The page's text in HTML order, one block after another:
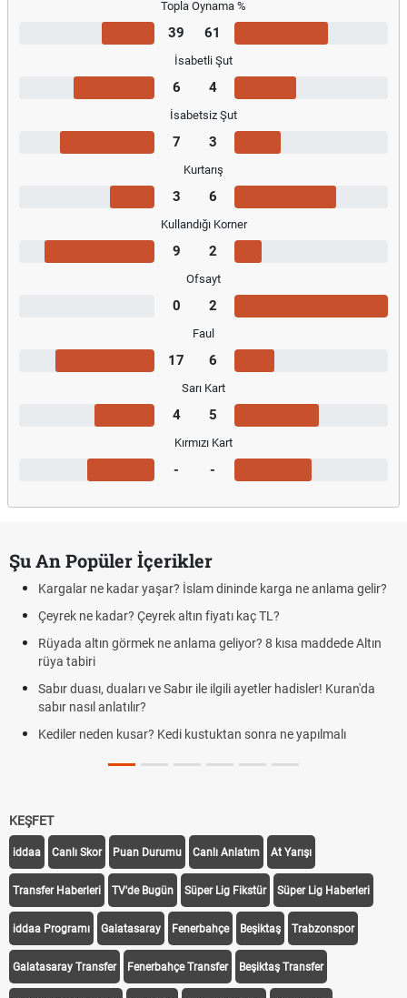
Topla Oynama %
39 61
İsabetli Şut
6 4
İsabetsiz Şut
7 3
Kurtarış
3 6
Kullandığı Korner
9 2
Ofsayt
0 2
Faul
17 6
Sarı Kart
4 5
Kırmızı Kart
- -
Şu An Popüler İçerikler
Kargalar ne kadar yaşar? İslam dininde karga ne anlama gelir?
Çeyrek ne kadar? Çeyrek altın fiyatı kaç TL?
Rüyada altın görmek ne anlama geliyor? 8 kısa maddede Altın
rüya tabiri
Sabır duası, duaları ve Sabır ile ilgili ayetler hadisler! Kuran'da
sabır nasıl anlatılır?
Kediler neden kusar? Kedi kustuktan sonra ne yapılmalı
KEŞFET
iddaa Canlı Skor Puan Durumu Canlı Anlatım At Yarışı
Transfer Haberleri TV'de Bugün Süper Lig Fikstür Süper Lig Haberleri
iddaa Programı Galatasaray Fenerbahçe Beşiktaş Trabzonspor
Galatasaray Transfer Fenerbahçe Transfer Beşiktaş Transfer